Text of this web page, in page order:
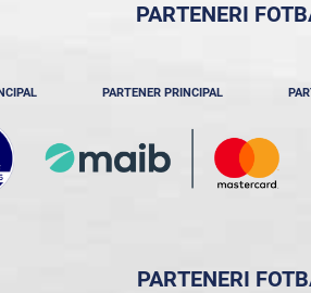
PARTENERI
PARTENER PRINCIPAL
PARTENERI